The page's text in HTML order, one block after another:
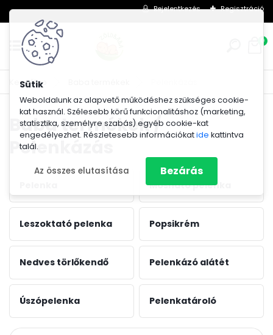
Weboldalunk az alapvető működéshez szükséges cookie-
kat használ. Szélesebb körű funkcionalitáshoz (marketing,
statisztika, személyre szabás) egyéb cookie-kat
engedélyezhet. Részletesebb információkatide kattintva
talál.
Az összes elutasítása Bezárás
Bejelentkezés Regisztráció
0
Kezdőlap
Baba termékek /
Pelenkázás
Mosható pelenka
Leszoktató pelenka Popsikrém
Nedves törlőkendő Pelenkázó alátét
Úszópelenka Pelenkatároló